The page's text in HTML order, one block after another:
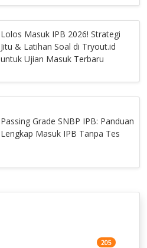
Lolos Masuk IPB 2026! Strategi
Jitu & Latihan Soal di Tryout.id
untuk Ujian Masuk Terbaru
Passing Grade SNBP IPB: Panduan
Lengkap Masuk IPB Tanpa Tes
205